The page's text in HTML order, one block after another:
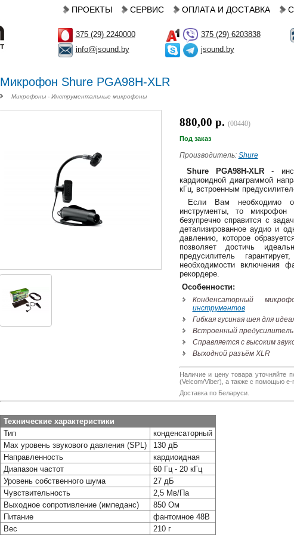
ПРОЕКТЫ СЕРВИС ОПЛАТА И ДОСТАВКА
375 (29) 2240000
info@jsound.by
375 (29) 6203838
jsound.by
Микрофон Shure PGA98H-XLR
Микрофоны - Инструментальные микрофоны
880,00 р. (00440)
Под заказ
Производитель: Shure
Shure PGA98H-XLR -
кардиоидной диаграммой
кГц, встроенным
Если Вам необходимо
инструменты, то
безупречно справится с
детализированное аудио и
давлению, которое
позволяет достичь
предусилитель
необходимости включения
рекордере.
Особенности:
Конденсаторный
инструментов
Гибкая гусиная шея для
Встроенный
Справляется с высоким
Выходной разъём XLR
Наличие и цену товара уточняйте
(Velcom/Viber), а также с помощью e-
Доставка по Беларуси.
Технические характеристики
Тип
конденсаторный
Max уровень звукового давления (SPL)
130 дБ
Направленность
кардиоидная
Диапазон частот
60 Гц - 20 кГц
Уровень собственного шума
27 дБ
Чувствительность
2,5 Мв/Па
Выходное сопротивление (импеданс)
850 Ом
Питание
фантомное 48В
Вес
210 г